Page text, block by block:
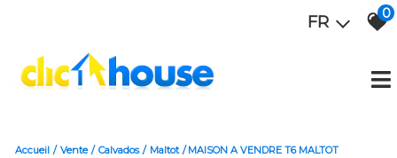
FR 0
Accueil Vente Calvados Maltot MAISON A VENDRE T6 MALTOT